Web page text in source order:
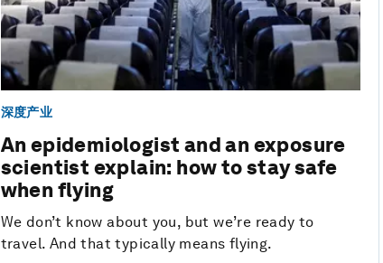
深度产业
An epidemiologist and an exposure
scientist explain: how to stay safe
when flying
We don’t know about you, but we’re ready to
travel. And that typically means flying.